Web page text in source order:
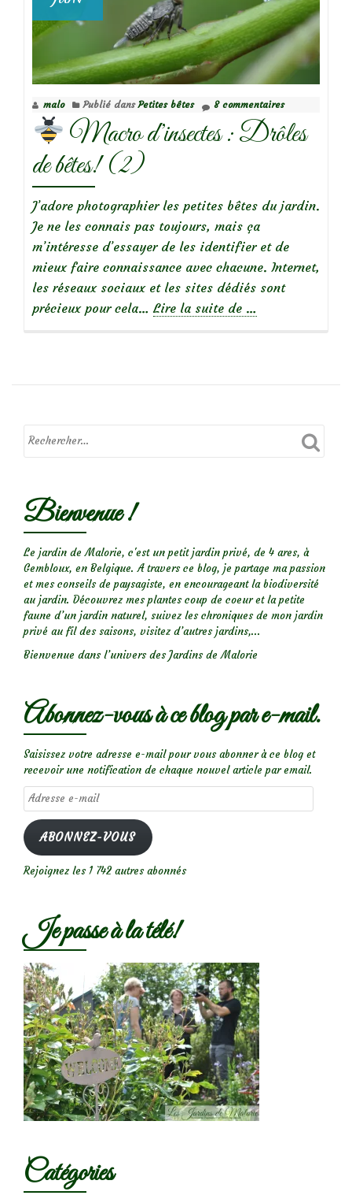
malo Publié dansPetites bêtes 8 commentaires
Macro d’insectes : Drôles
de bêtes! (2)
J’adore photographier les petites bêtes du jardin.
Je ne les connais pas toujours, mais ça
m’intéresse d’essayer de les identifier et de
mieux faire connaissance avec chacune. Internet,
les réseaux sociaux et les sites dédiés sont
précieux pour cela… Lire la suite de
Macro
:
…
Bienvenue !
Le jardin de Malorie, c'est un petit jardin privé, de 4 ares, à
Gembloux, en Belgique. A travers ce blog, je partage ma passion
et mes conseils de paysagiste, en encourageant la biodiversité
au jardin. Découvrez mes plantes coup de coeur et la petite
faune d’un jardin naturel, suivez les chroniques de mon jardin
privé au fil des saisons, visitez d’autres jardins,...
Bienvenue dans l’univers des Jardins de Malorie
Abonnez-vous à ce blog par e-mail.
Saisissez votre adresse e-mail pour vous abonner à ce blog et
recevoir une notification de chaque nouvel article par email.
Adresse
e-
mail
ABONNEZ-VOUS
Rejoignez les 1 742 autres abonnés
Je passe à la télé!
Catégories